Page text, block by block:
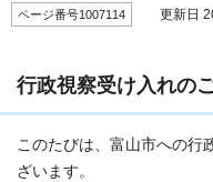
ページ番号1007114 更新日
行政視察受け入れの
このたびは、富山市への行
ざいます。